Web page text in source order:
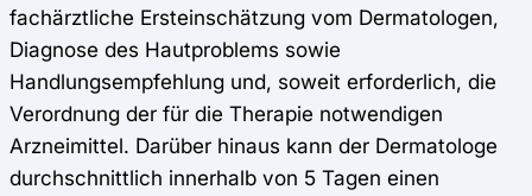
fachärztliche Ersteinschätzung vom Dermatologen,
Diagnose des Hautproblems sowie
Handlungsempfehlung und, soweit erforderlich, die
Verordnung der für die Therapie notwendigen
Arzneimittel. Darüber hinaus kann der Dermatologe
durchschnittlich innerhalb von 5 Tagen einen